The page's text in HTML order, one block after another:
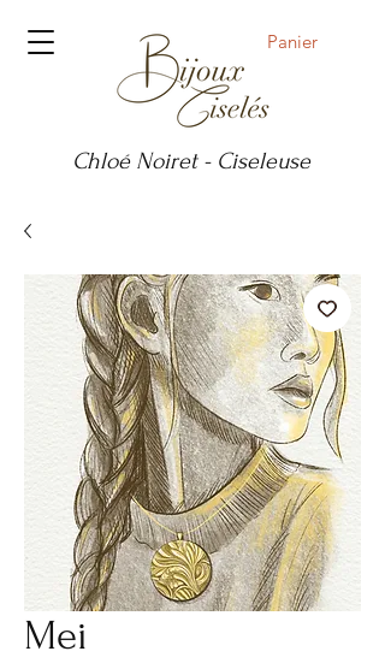
Panier
Chloé Noiret - Ciseleuse
Mei